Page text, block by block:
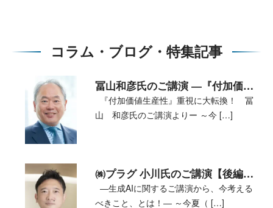
コラム・ブログ・特集記事
冨山和彦氏のご講演 ―『付加価値生産性』重視に大転換！
『付加価値生産性』重視に大転換！ 冨
山 和彦氏のご講演よりー ～今 […]
㈱プラグ 小川氏のご講演【後編】―生成AIに関するご講演から 今考えるべきこと、とは！―
―生成AIに関するご講演から、今考える
べきこと、とは！― ～今夏（ […]